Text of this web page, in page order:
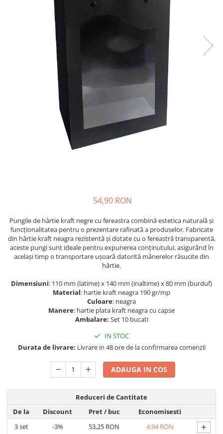
54,90 RON
Pungile de hârtie kraft negre cu fereastra combină estetica naturală și
funcționalitatea pentru o prezentare rafinată a produselor. Fabricate
din hârtie kraft neagra rezistentă și dotate cu o fereastră transparentă,
aceste pungi sunt ideale pentru expunerea conținutului, asigurând în
același timp o transportare ușoară datorită mânerelor răsucite din
hârtie.
Dimensiuni: 110 mm (latime) x 140 mm (inaltime) x 80 mm (burduf)
Material: hartie kraft neagra 190 gr/mp
Culoare: neagra
Manere: hartie plata kraft neagra cu capse
Ambalare: Set 10 bucati
IN STOC
Durata de livrare: Livrare in 48 ore de la confirmarea comenzii
ADAUGA IN COS
Reduceri de Cantitate
De la
Discount Pret/ buc
Economisesti
3set -3% 53,25 RON 4,94 RON +